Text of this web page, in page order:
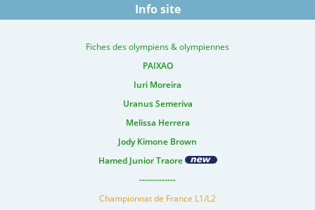
Info site
Fiches des olympiens & olympiennes
PAIXAO
Iuri Moreira
Uranus Semeriva
Melissa Herrera
Jody Kimone Brown
Hamed Junior Traore
-------------
Championnat de France L1/L2